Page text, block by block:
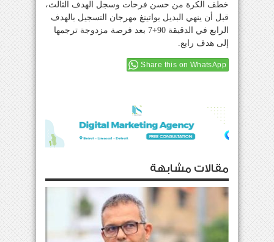
خطف الكرة من حسن فرحات وسجل الهدف الثالث،
قبل أن ينهي البديل بواتينغ مهرجان التسجيل بالهدف
الرابع في الدقيقة 90+7 بعد فرصة مزدوجة ترجمها
إلى هدف رابع.
Share this on WhatsApp
مقالات مشابهة